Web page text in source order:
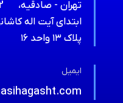
تهران - صادقیه،
ابتدای آیت اله
پلاک ۱۳ واحد ۱۶
ایمیل